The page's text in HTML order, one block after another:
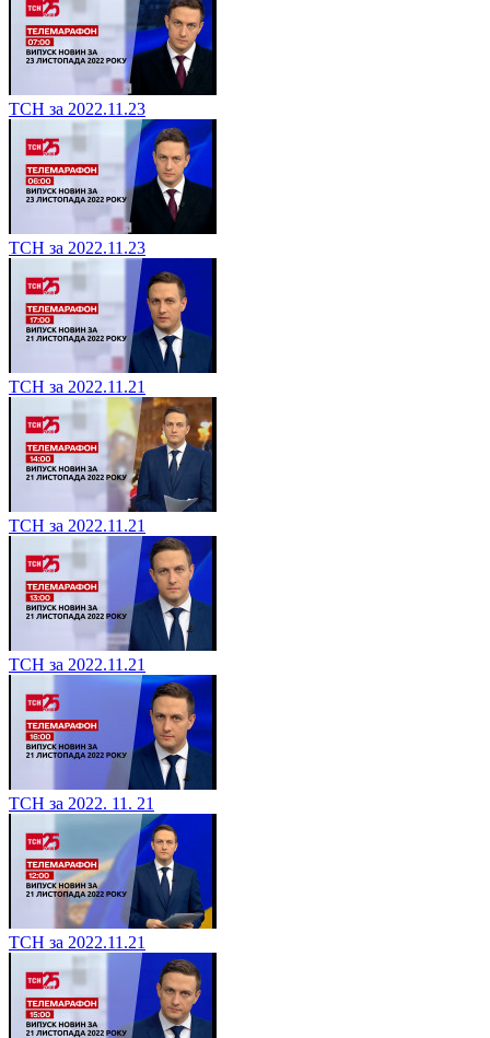
ТСН за 2022.11.23
ТСН за 2022.11.23
ТСН за 2022.11.21
ТСН за 2022.11.21
ТСН за 2022.11.21
ТСН за 2022. 11. 21
ТСН за 2022.11.21